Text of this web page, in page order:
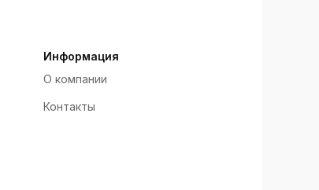
Информация
О компании
Контакты